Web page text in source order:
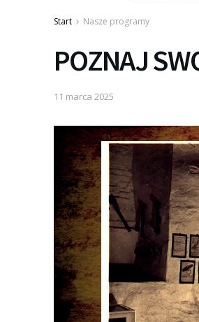
Start Nasze programy
POZNAJ
11 marca 2025